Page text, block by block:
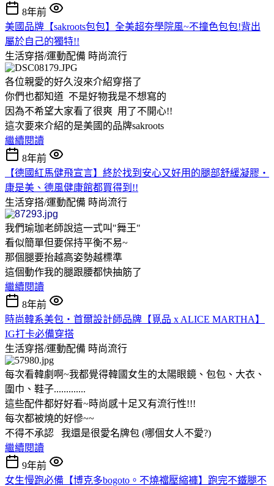
8年前
美國品牌【sakroots包包】全美超夯學院風~不撞色包包!背出
屬於自己的獨特!!
生活穿搭/運動配備 時尚流行
各位親愛的好久沒來介紹穿搭了
你們也都知道 不是好物我是不想寫的
因為不希望大家看了很爽 用了不開心!!
這次要來介紹的是美國的品牌sakroots
繼續閱讀
8年前
【德國紅馬健飛宣言】終於找到安心又好用的腿部舒緩凝膠‧
康是美、德風健康館都買得到!!
生活穿搭/運動配備 時尚流行
我們瑜珈老師說這一式叫"舞王"
看似簡單但要保持平衡不易~
那個腿要抬越高姿勢越標準
這個動作我的腿跟腰都快抽筋了
繼續閱讀
8年前
時尚韓系美包‧首爾設計師品牌【覓品 x ALICE MARTHA】
IG打卡必備穿搭
生活穿搭/運動配備 時尚流行
每次看韓劇啊~我都覺得韓國女生的太陽眼鏡、包包、大衣、
圍巾、鞋子.............
這些配件都好好看~時尚感十足又有流行性!!!
每次都被燒的好慘~~
不得不承認 我還是很愛名牌包 (哪個女人不愛?)
繼續閱讀
9年前
女生慢跑必備【博克多bogoto。不燒襠壓縮褲】跑完不鐵腿不